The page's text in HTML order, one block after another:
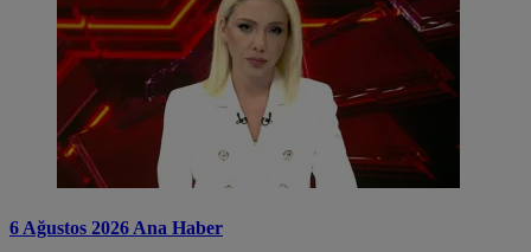
6 Ağustos 2026 Ana Haber